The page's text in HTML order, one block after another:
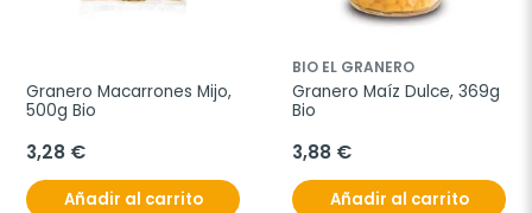
Granero Macarrones Mijo,
500g Bio
3,28 €
Añadir al carrito
BIO EL GRANERO
Granero Maíz Dulce, 369g
Bio
3,88 €
Añadir al carrito